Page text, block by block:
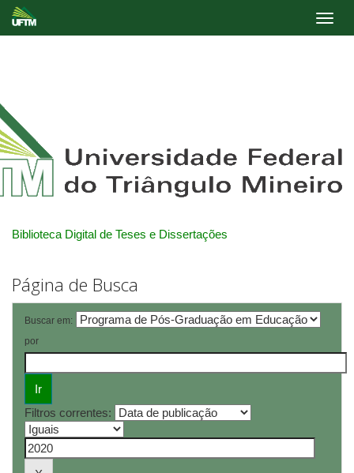
Biblioteca Digital de Teses e Dissertações
Página de Busca
Buscar em:
por
Filtros correntes: